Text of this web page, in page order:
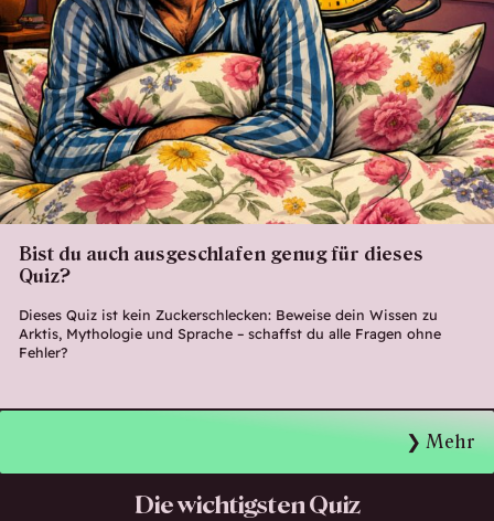
Bist du auch ausgeschlafen genug für dieses
Quiz?
Dieses Quiz ist kein Zuckerschlecken: Beweise dein Wissen zu
Arktis, Mythologie und Sprache – schaffst du alle Fragen ohne
Fehler?
Mehr
Die wichtigsten Quiz